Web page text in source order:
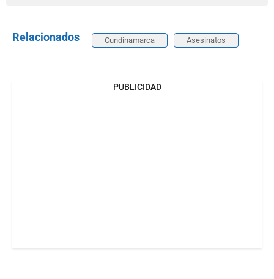
Relacionados Cundinamarca Asesinatos
PUBLICIDAD